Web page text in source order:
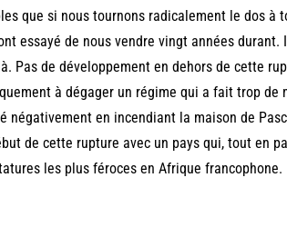
que si nous tournons radicalement le dos à
essayé de nous vendre vingt années durant.
Pas de développement en dehors de cette
à dégager un régime qui a fait trop de
négativement en incendiant la maison de
de cette rupture avec un pays qui, tout en
les plus féroces en Afrique francophone.